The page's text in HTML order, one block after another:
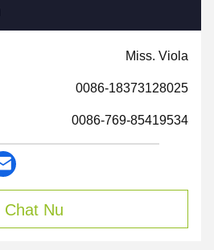
Miss. Viola
0086-18373128025
0086-769-85419534
Chat Nu